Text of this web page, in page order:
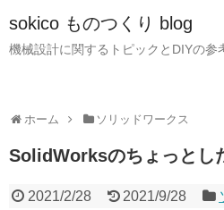
sokico ものつくり blog
機械設計に関するトピックとDIYの参
ホーム ソリッドワークス
SolidWorksのちょっとし
2021/2/28 2021/9/28